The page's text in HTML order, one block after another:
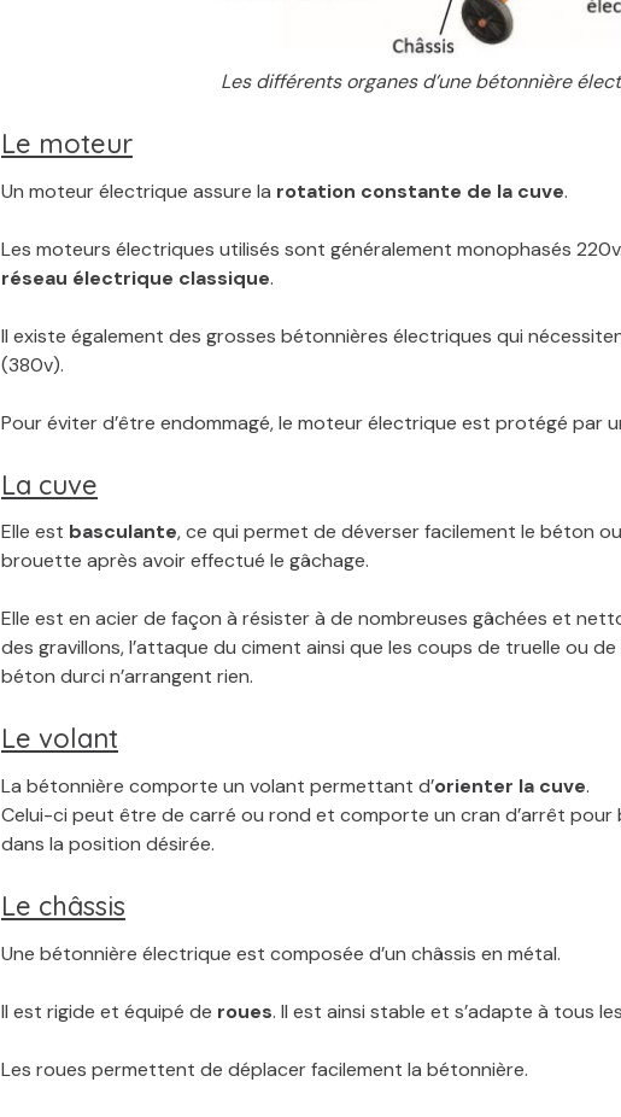
Les différents organes d’une bétonnière
Le moteur
Un moteur électrique assure la rotation constante de la cuve.
Les moteurs électriques utilisés sont généralement monophasés
réseau électrique classique.
Il existe également des grosses bétonnières électriques qui
(380v).
Pour éviter d’être endommagé, le moteur électrique est protégé par
La cuve
Elle est basculante, ce qui permet de déverser facilement le béton
brouette après avoir effectué le gâchage.
Elle est en acier de façon à résister à de nombreuses gâchées et
des gravillons, l’attaque du ciment ainsi que les coups de truelle ou
béton durci n’arrangent rien.
Le volant
La bétonnière comporte un volant permettant d’orienter la cuve.
Celui-ci peut être de carré ou rond et comporte un cran d’arrêt pour
dans la position désirée.
Le châssis
Une bétonnière électrique est composée d’un châssis en métal.
Il est rigide et équipé de roues. Il est ainsi stable et s’adapte à tous
Les roues permettent de déplacer facilement la bétonnière.